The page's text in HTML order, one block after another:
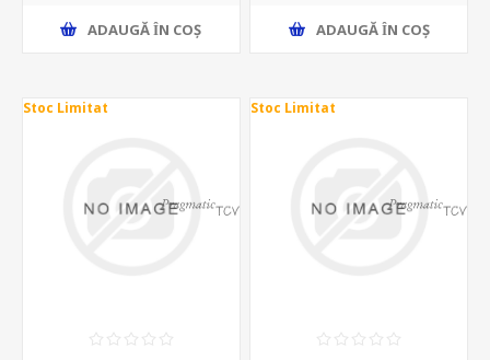
ADAUGĂ ȊN COŞ ADAUGĂ ȊN COŞ
Stoc Limitat Stoc Limitat